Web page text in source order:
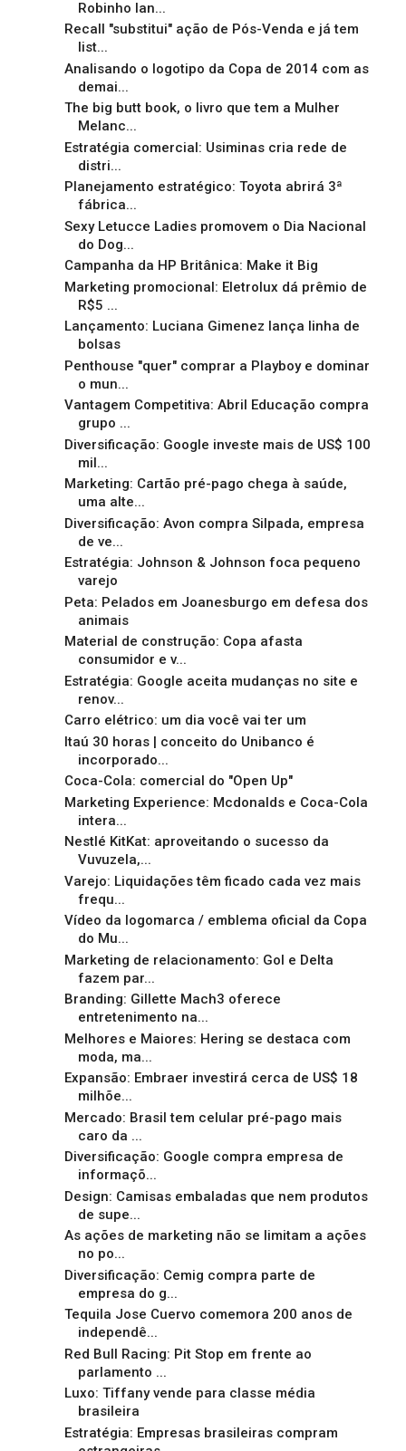
Robinho lan...
Recall "substitui" ação de Pós-Venda e já tem
list...
Analisando o logotipo da Copa de 2014 com as
demai...
The big butt book, o livro que tem a Mulher
Melanc...
Estratégia comercial: Usiminas cria rede de
distri...
Planejamento estratégico: Toyota abrirá 3ª
fábrica...
Sexy Letucce Ladies promovem o Dia Nacional
do Dog...
Campanha da HP Britânica: Make it Big
Marketing promocional: Eletrolux dá prêmio de
R$5 ...
Lançamento: Luciana Gimenez lança linha de
bolsas
Penthouse "quer" comprar a Playboy e dominar
o mun...
Vantagem Competitiva: Abril Educação compra
grupo ...
Diversificação: Google investe mais de US$ 100
mil...
Marketing: Cartão pré-pago chega à saúde,
uma alte...
Diversificação: Avon compra Silpada, empresa
de ve...
Estratégia: Johnson & Johnson foca pequeno
varejo
Peta: Pelados em Joanesburgo em defesa dos
animais
Material de construção: Copa afasta
consumidor e v...
Estratégia: Google aceita mudanças no site e
renov...
Carro elétrico: um dia você vai ter um
Itaú 30 horas | conceito do Unibanco é
incorporado...
Coca-Cola: comercial do "Open Up"
Marketing Experience: Mcdonalds e Coca-Cola
intera...
Nestlé KitKat: aproveitando o sucesso da
Vuvuzela,...
Varejo: Liquidações têm ficado cada vez mais
frequ...
Vídeo da logomarca / emblema oficial da Copa
do Mu...
Marketing de relacionamento: Gol e Delta
fazem par...
Branding: Gillette Mach3 oferece
entretenimento na...
Melhores e Maiores: Hering se destaca com
moda, ma...
Expansão: Embraer investirá cerca de US$ 18
milhõe...
Mercado: Brasil tem celular pré-pago mais
caro da ...
Diversificação: Google compra empresa de
informaçõ...
Design: Camisas embaladas que nem produtos
de supe...
As ações de marketing não se limitam a ações
no po...
Diversificação: Cemig compra parte de
empresa do g...
Tequila Jose Cuervo comemora 200 anos de
independê...
Red Bull Racing: Pit Stop em frente ao
parlamento ...
Luxo: Tiffany vende para classe média
brasileira
Estratégia: Empresas brasileiras compram